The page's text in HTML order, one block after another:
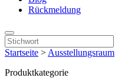
Rückmeldung
Startseite > Ausstellungsraum
Produktkategorie